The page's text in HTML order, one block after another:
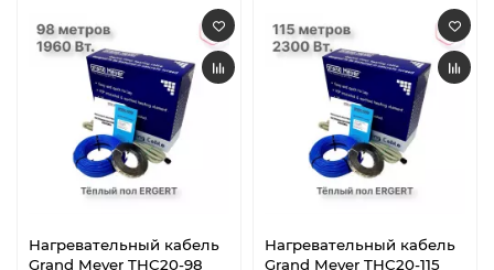
Нагревательный кабель
Grand Meyer THC20-98
Нагревательный кабель
Grand Meyer THC20-115